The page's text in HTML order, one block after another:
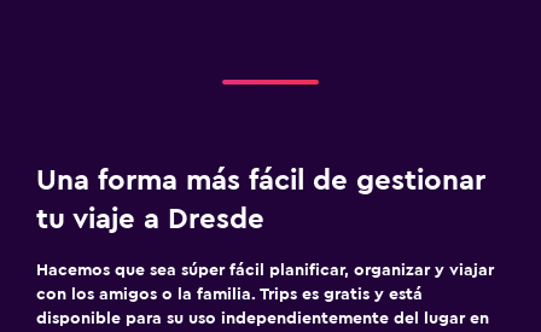
Una forma más fácil de gestionar
tu viaje a Dresde
Hacemos que sea súper fácil planificar, organizar y viajar
con los amigos o la familia. Trips es gratis y está
disponible para su uso independientemente del lugar en